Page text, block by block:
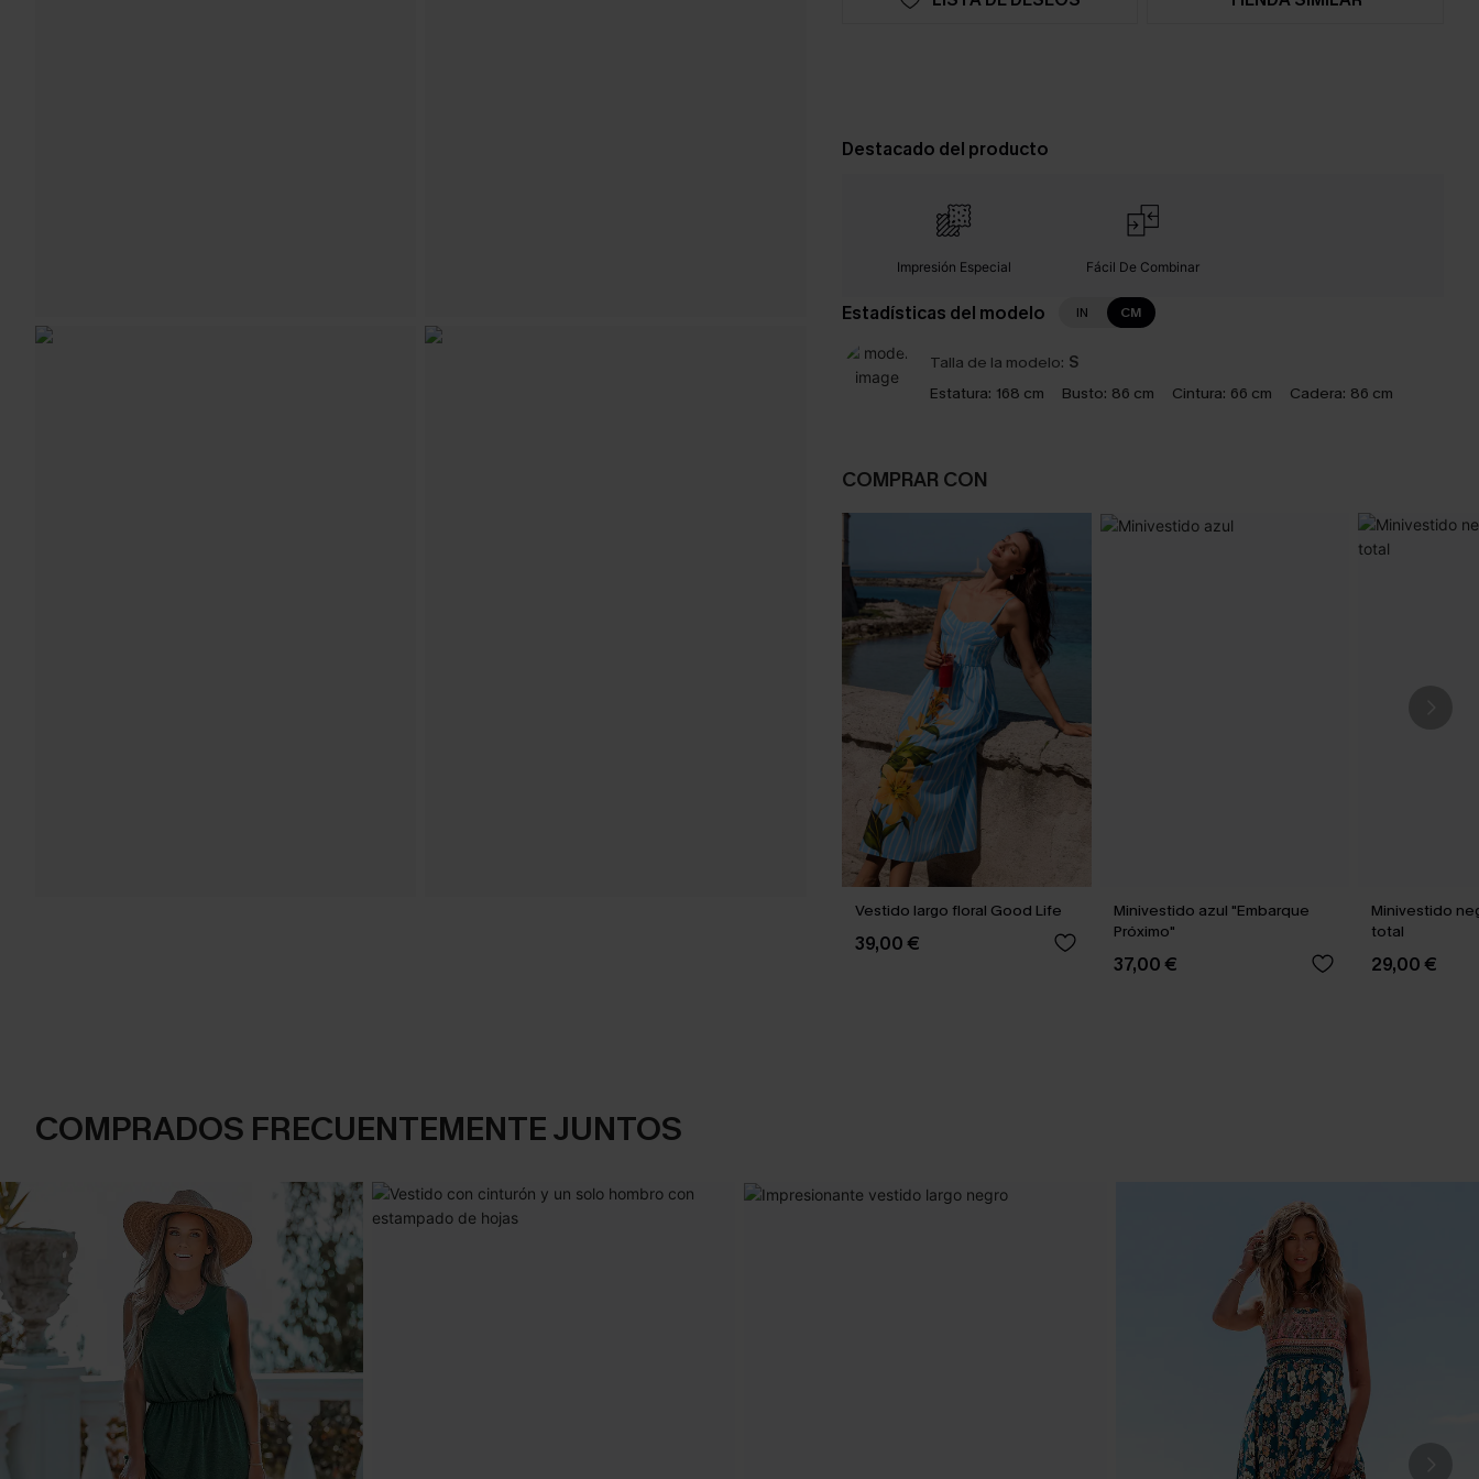
Destacado del producto
Impresión Especial Fácil De Combinar
Estadísticas del modelo IN CM
Talla de la modelo: S
Estatura: 168 cm Busto: 86 cm Cintura: 66 cm Cadera: 86 cm
COMPRAR CON
Vestido largo floral Good Life
39,00 €
Minivestido azul "Embarque
Próximo"
37,00 €
Minivestido
total
29,00 €
COMPRADOS FRECUENTEMENTE JUNTOS